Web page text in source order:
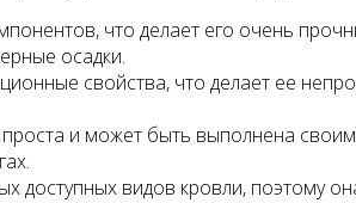
что делает его очень
осадки.
свойства, что делает ее
и может быть выполнена
доступных видов кровли, поэтому